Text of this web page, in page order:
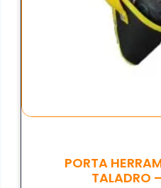
PORTA
TALADRO